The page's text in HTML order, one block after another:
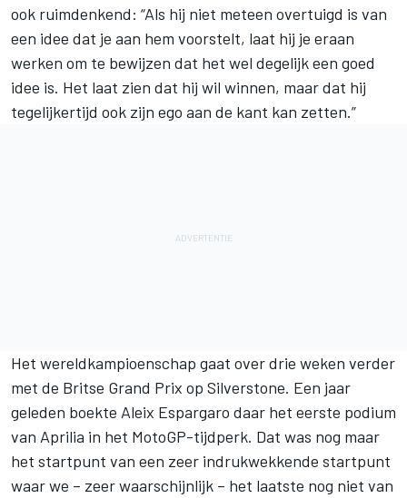
ook ruimdenkend: “Als hij niet meteen overtuigd is van
een idee dat je aan hem voorstelt, laat hij je eraan
werken om te bewijzen dat het wel degelijk een goed
idee is. Het laat zien dat hij wil winnen, maar dat hij
tegelijkertijd ook zijn ego aan de kant kan zetten.”
Het wereldkampioenschap gaat over drie weken verder
met de Britse Grand Prix op Silverstone. Een jaar
geleden boekte Aleix Espargaro daar het eerste podium
van Aprilia in het MotoGP-tijdperk. Dat was nog maar
het startpunt van een zeer indrukwekkende startpunt
waar we – zeer waarschijnlijk – het laatste nog niet van